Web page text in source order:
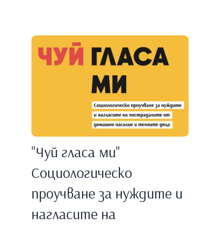
"Чуй гласа ми"
Социологическо
проучване за нуждите и
нагласите на